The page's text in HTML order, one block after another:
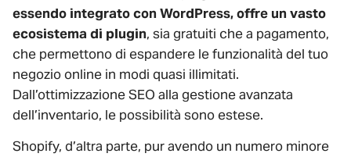
essendo integrato con WordPress, offre un vasto
ecosistema di plugin, sia gratuiti che a pagamento,
che permettono di espandere le funzionalità del tuo
negozio online in modi quasi illimitati.
Dall’ottimizzazione SEO alla gestione avanzata
dell’inventario, le possibilità sono estese.
Shopify, d’altra parte, pur avendo un numero minore